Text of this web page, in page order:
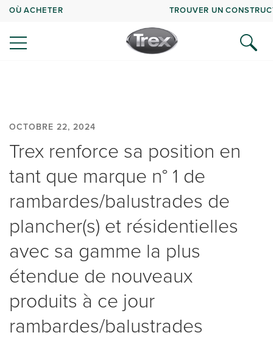
OÙ ACHETER TROUVER UN
OCTOBRE 22, 2024
Trex renforce sa position en
tant que marque n° 1 de
rambardes/balustrades de
plancher(s) et résidentielles
avec sa gamme la plus
étendue de nouveaux
produits à ce jour
rambardes/balustrades